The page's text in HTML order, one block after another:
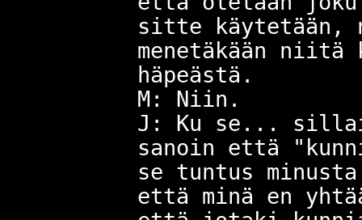
sitte
menetäkään
häpeästä.
M: Niin.
J: Ku se... sillai
sanoin että
se tuntus
että minä en